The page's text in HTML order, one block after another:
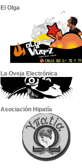
El Olga
La Oveja Electrónica
Asociación Hipatía